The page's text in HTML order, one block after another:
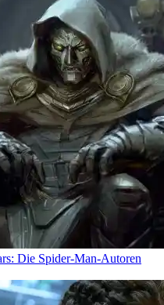
Die Spider-Man-Autoren